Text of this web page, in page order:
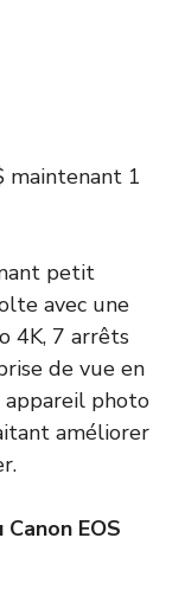
maintenant 1
petit
avec une
4K, 7 arrêts
de vue en
appareil photo
améliorer
EOS